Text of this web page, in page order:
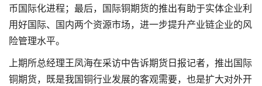
币国际化进程；最后，国际铜期货的推出有助于实体企业利
用好国际、国内两个资源市场，进一步提升产业链企业的风
险管理水平。
上期所总经理王凤海在采访中告诉期货日报记者，推出国际
铜期货，既是我国铜行业发展的客观需要，也是扩大对外开